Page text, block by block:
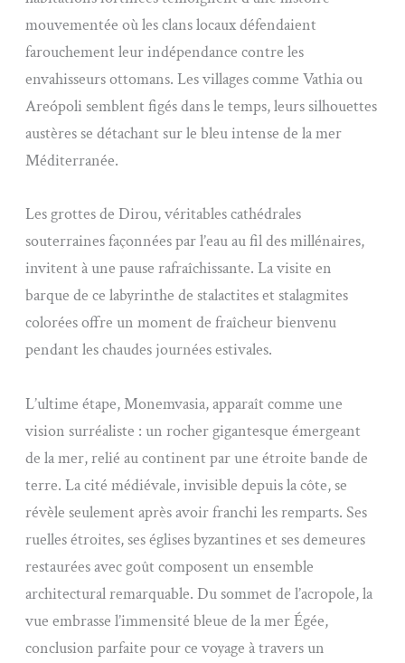
mouvementée où les clans locaux défendaient
farouchement leur indépendance contre les
envahisseurs ottomans. Les villages comme Vathia ou
Areópoli semblent figés dans le temps, leurs silhouettes
austères se détachant sur le bleu intense de la mer
Méditerranée.
Les grottes de Dirou, véritables cathédrales
souterraines façonnées par l’eau au fil des millénaires,
invitent à une pause rafraîchissante. La visite en
barque de ce labyrinthe de stalactites et stalagmites
colorées offre un moment de fraîcheur bienvenu
pendant les chaudes journées estivales.
L’ultime étape, Monemvasia, apparaît comme une
vision surréaliste : un rocher gigantesque émergeant
de la mer, relié au continent par une étroite bande de
terre. La cité médiévale, invisible depuis la côte, se
révèle seulement après avoir franchi les remparts. Ses
ruelles étroites, ses églises byzantines et ses demeures
restaurées avec goût composent un ensemble
architectural remarquable. Du sommet de l’acropole, la
vue embrasse l’immensité bleue de la mer Égée,
conclusion parfaite pour ce voyage à travers un